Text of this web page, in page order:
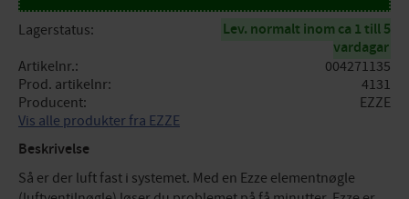
Lagerstatus
Lev. normalt inom ca 1 till 5
vardagar
Artikelnr.
004271135
Prod. artikelnr
4131
Producent
EZZE
Vis alle produkter fra EZZE
Beskrivelse
Så er der luft fast i systemet. Med en Ezze elementnøgle